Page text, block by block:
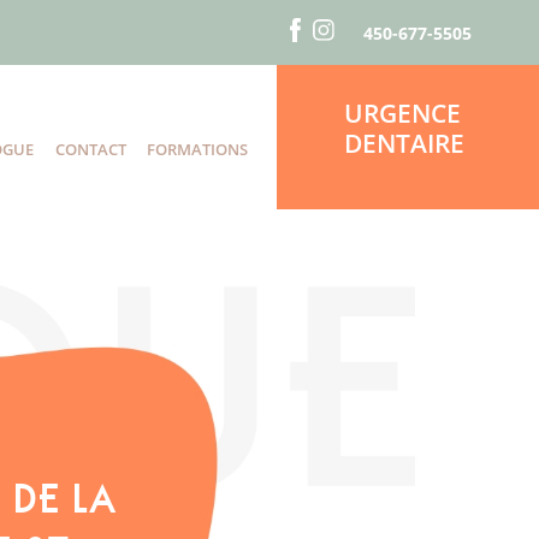
450-677-5505
CONTACT FORMATIONS
URGENCE
DENTAIRE
DE LA